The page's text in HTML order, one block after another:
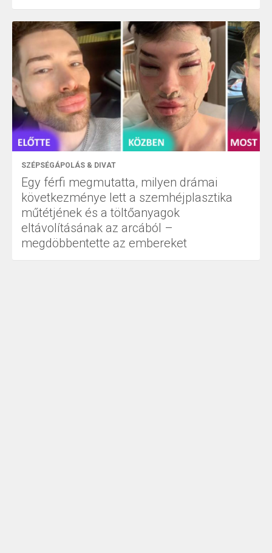
SZÉPSÉGÁPOLÁS & DIVAT
Egy férfi megmutatta, milyen drámai
következménye lett a szemhéjplasztika
műtétjének és a töltőanyagok
eltávolításának az arcából –
megdöbbentette az embereket